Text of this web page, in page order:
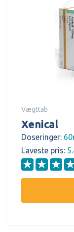
Vægttab
Xenical
Doseringer:
Laveste pris: